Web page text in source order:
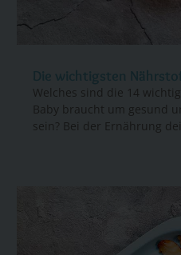
Die wichtigsten
Welches sind die 14
Baby braucht um gesund
sein? Bei der Ernährung